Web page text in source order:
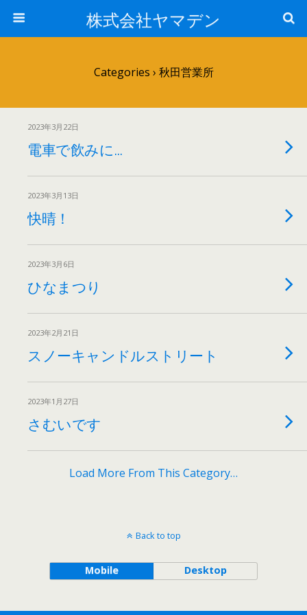
株式会社ヤマデン
Categories › 秋田営業所
2023年3月22日
電車で飲みに…
2023年3月13日
快晴！
2023年3月6日
ひなまつり
2023年2月21日
スノーキャンドルストリート
2023年1月27日
さむいです
Load More From This Category…
Back to top
Mobile Desktop